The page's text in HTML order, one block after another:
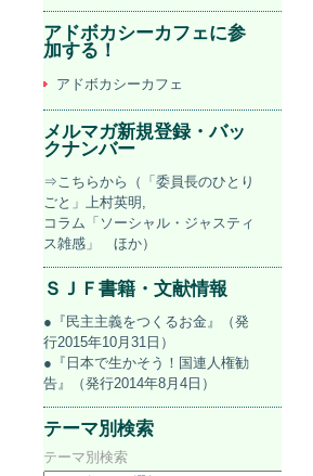
アドボカシーカフェに参
加する！
アドボカシーカフェ
メルマガ新規登録・バッ
クナンバー
⇒こちらから（「委員長のひとり
ごと」上村英明,
コラム「ソーシャル・ジャスティ
ス雑感」 ほか）
ＳＪＦ書籍・文献情報
●『民主主義をつくるお金』（発
行2015年10月31日）
●『日本で生かそう！国連人権勧
告』（発行2014年8月4日）
テーマ別検索
テーマ別検索